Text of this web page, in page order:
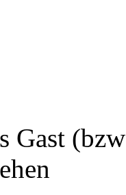
Gast